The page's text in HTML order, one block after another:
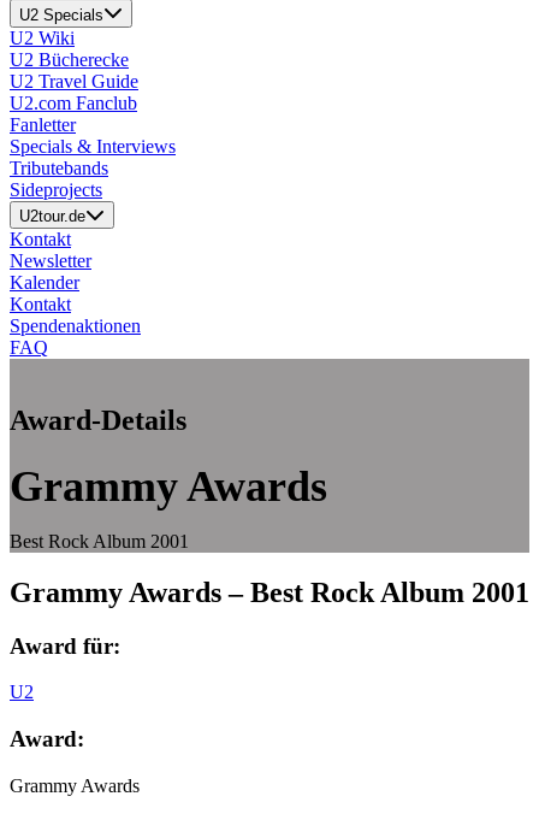
U2 Specials
U2 Wiki
U2 Bücherecke
U2 Travel Guide
U2.com Fanclub
Fanletter
Specials & Interviews
Tributebands
Sideprojects
U2tour.de
Kontakt
Newsletter
Kalender
Kontakt
Spendenaktionen
FAQ
Award-Details
Grammy Awards
Best Rock Album 2001
Grammy Awards – Best Rock Album 2001
Award für:
U2
Award:
Grammy Awards